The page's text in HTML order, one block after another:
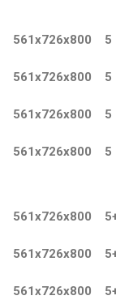
561x726x800 5
561x726x800 5
561x726x800 5
561x726x800 5
561x726x800
561x726x800
561x726x800